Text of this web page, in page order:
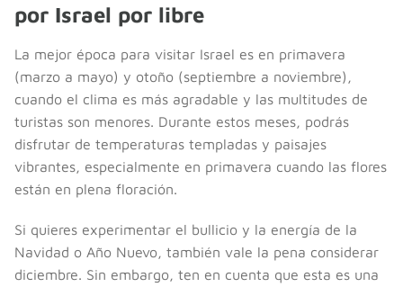
por Israel por libre
La mejor época para visitar Israel es en primavera
(marzo a mayo) y otoño (septiembre a noviembre),
cuando el clima es más agradable y las multitudes de
turistas son menores. Durante estos meses, podrás
disfrutar de temperaturas templadas y paisajes
vibrantes, especialmente en primavera cuando las flores
están en plena floración.
Si quieres experimentar el bullicio y la energía de la
Navidad o Año Nuevo, también vale la pena considerar
diciembre. Sin embargo, ten en cuenta que esta es una